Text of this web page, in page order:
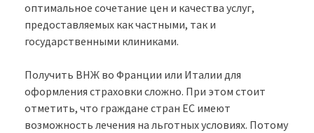
оптимальное сочетание цен и качества услуг,
предоставляемых как частными, так и
государственными клиниками.
Получить ВНЖ во Франции или Италии для
оформления страховки сложно. При этом стоит
отметить, что граждане стран ЕС имеют
возможность лечения на льготных условиях. Потому